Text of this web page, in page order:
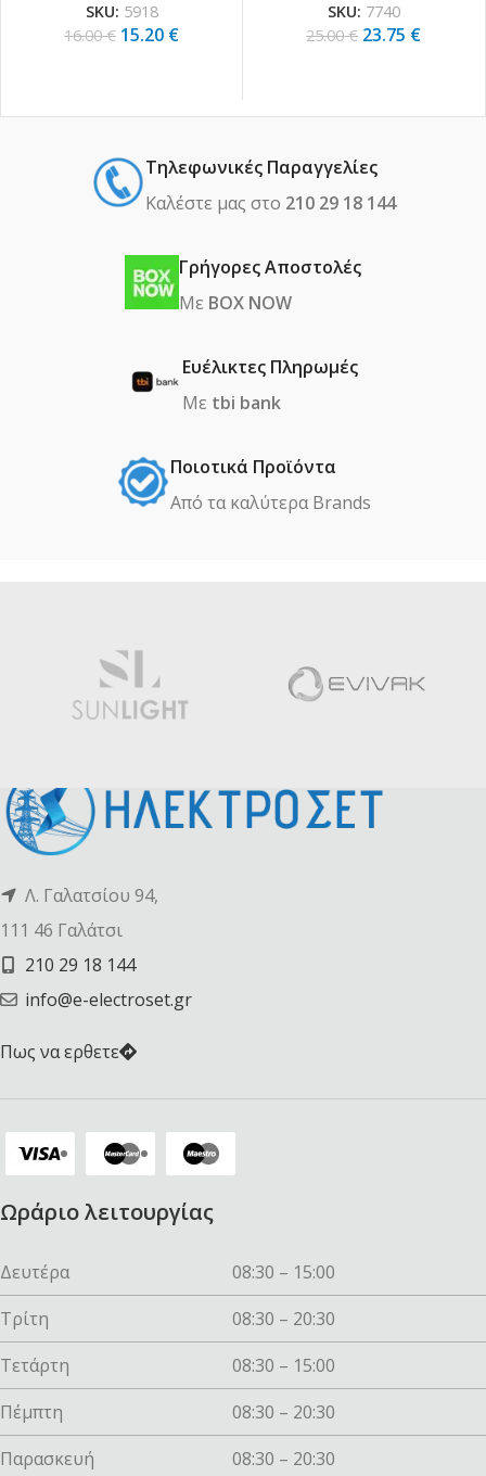
SKU: 5918
16.00€ 15.20 €
SKU: 7740
25.00€ 23.75 €
Τηλεφωνικές Παραγγελίες
Καλέστε μας στο 210 29 18 144
Γρήγορες Αποστολές
Με BOX NOW
Ευέλικτες Πληρωμές
Με tbi bank
Ποιοτικά Προϊόντα
Από τα καλύτερα Βrands
Λ. Γαλατσίου 94,
111 46 Γαλάτσι
210 29 18 144
info@e-electroset.gr
Πως να ερθετε
Ωράριο λειτουργίας
Δευτέρα
08:30 – 15:00
Τρίτη
08:30 – 20:30
Τετάρτη
08:30 – 15:00
Πέμπτη
08:30 – 20:30
Παρασκευή
08:30 – 20:30